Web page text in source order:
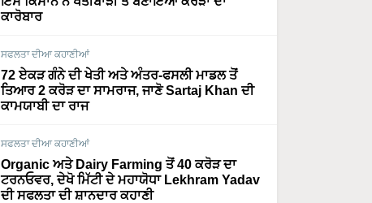
ਕਾਰੋਬਾਰ
ਸਫਲਤਾ ਦੀਆ ਕਹਾਣੀਆਂ
72 ਏਕੜ ਗੰਨੇ ਦੀ ਖੇਤੀ ਅਤੇ ਅੰਤਰ-ਫਸਲੀ ਮਾਡਲ ਤੋਂ
ਤਿਆਰ 2 ਕਰੋੜ ਦਾ ਸਾਮਰਾਜ, ਜਾਣੋ Sartaj Khan ਦੀ
ਕਾਮਯਾਬੀ ਦਾ ਰਾਜ
ਸਫਲਤਾ ਦੀਆ ਕਹਾਣੀਆਂ
Organic ਅਤੇ Dairy Farming ਤੋਂ 40 ਕਰੋੜ ਦਾ
ਟਰਨਓਵਰ, ਦੇਖੋ ਮਿੱਟੀ ਦੇ ਮਹਾਯੋਧਾ Lekhram Yadav
ਦੀ ਸਫਲਤਾ ਦੀ ਸ਼ਾਨਦਾਰ ਕਹਾਣੀ